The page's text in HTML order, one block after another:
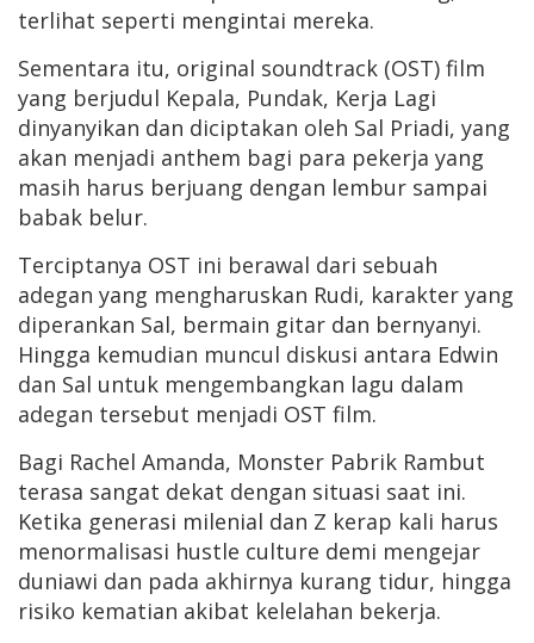
terlihat seperti mengintai mereka.
Sementara itu, original soundtrack (OST) film
yang berjudul Kepala, Pundak, Kerja Lagi
dinyanyikan dan diciptakan oleh Sal Priadi, yang
akan menjadi anthem bagi para pekerja yang
masih harus berjuang dengan lembur sampai
babak belur.
Terciptanya OST ini berawal dari sebuah
adegan yang mengharuskan Rudi, karakter yang
diperankan Sal, bermain gitar dan bernyanyi.
Hingga kemudian muncul diskusi antara Edwin
dan Sal untuk mengembangkan lagu dalam
adegan tersebut menjadi OST film.
Bagi Rachel Amanda, Monster Pabrik Rambut
terasa sangat dekat dengan situasi saat ini.
Ketika generasi milenial dan Z kerap kali harus
menormalisasi hustle culture demi mengejar
duniawi dan pada akhirnya kurang tidur, hingga
risiko kematian akibat kelelahan bekerja.